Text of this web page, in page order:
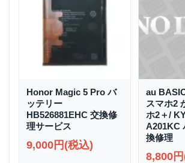
Honor Magic 5 Pro バ
ッテリー
HB526881EHC 交換修
理サービス
9,000円(税込)
au
スマホ2
ホ2＋/
A201KC
換修理
8,800